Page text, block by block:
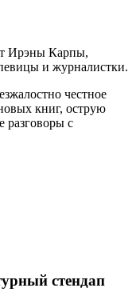
Ирэны Карпы,
и журналистки.
честное
книг, острую
разговоры с
стендап